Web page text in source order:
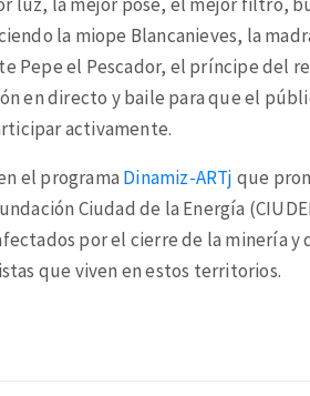
la miope Blancanieves, la
Pepe el Pescador, el príncipe del
en directo y baile para que el
activamente.
el programa Dinamiz-ARTj que
Ciudad de la Energía
por el cierre de la minería y
que viven en estos territorios.